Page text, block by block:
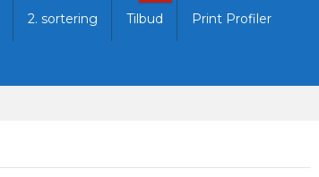
2. sortering Tilbud Print Profiler